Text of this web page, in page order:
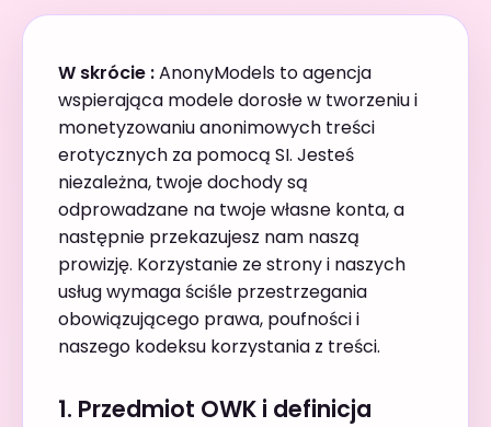
W skrócie :AnonyModels to agencja
wspierająca modele dorosłe w tworzeniu i
monetyzowaniu anonimowych treści
erotycznych za pomocą SI. Jesteś
niezależna, twoje dochody są
odprowadzane na twoje własne konta, a
następnie przekazujesz nam naszą
prowizję. Korzystanie ze strony i naszych
usług wymaga ściśle przestrzegania
obowiązującego prawa, poufności i
naszego kodeksu korzystania z treści.
1. Przedmiot OWK i definicja